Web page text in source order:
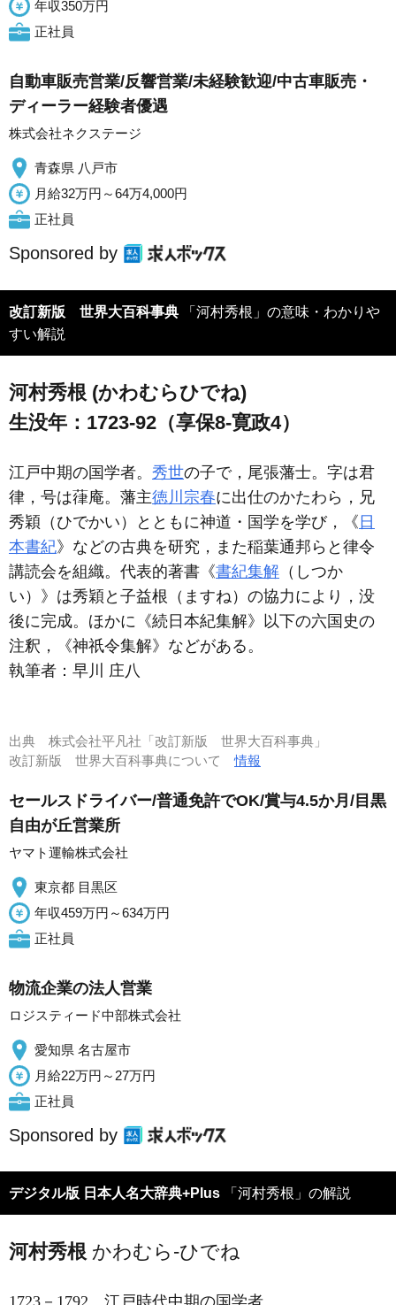
年収350万円
正社員
自動車販売営業/反響営業/未経験歓迎/中古車販売・
ディーラー経験者優遇
株式会社ネクステージ
青森県 八戸市
月給32万円～64万4,000円
正社員
Sponsored by
改訂新版 世界大百科事典 「河村秀根」の意味・わかりや
すい解説
河村秀根 (かわむらひでね)
生没年：1723-92（享保8-寛政4）
江戸中期の国学者。 秀世の子で，尾張藩士。字は君
律，号は葎庵。藩主徳川宗春に出仕のかたわら，兄
秀穎（ひでかい）とともに神道・国学を学び，《 日
本書紀》などの古典を研究，また稲葉通邦らと律令
講読会を組織。代表的著書《書紀集解 （しつか
い）》は秀穎と子益根（ますね）の協力により，没
後に完成。ほかに《続日本紀集解》以下の六国史の
注釈，《神祇令集解》などがある。
執筆者： 早川 庄八
出典 株式会社平凡社「改訂新版 世界大百科事典」
改訂新版 世界大百科事典について情報
セールスドライバー/普通免許でOK/賞与4.5か月/目黒
自由が丘営業所
ヤマト運輸株式会社
東京都 目黒区
年収459万円～634万円
正社員
物流企業の法人営業
ロジスティード中部株式会社
愛知県 名古屋市
月給22万円～27万円
正社員
Sponsored by
デジタル版 日本人名大辞典+Plus 「河村秀根」の解説
河村秀根 かわむら-ひでね
1723－1792 江戸時代中期の国学者。